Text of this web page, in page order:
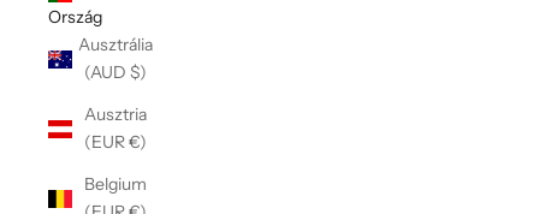
Ország
Ausztrália
(AUD $)
Ausztria
(EUR €)
Belgium